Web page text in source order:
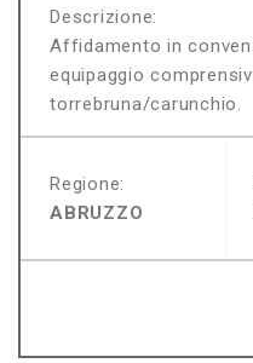
Descrizione:
Affidamento in
equipaggio
torrebruna/carunchio.
Regione:
ABRUZZO